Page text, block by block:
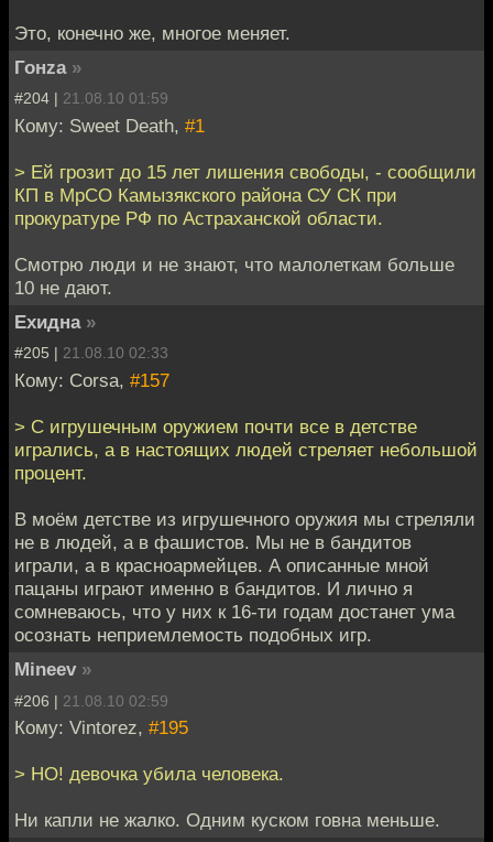
Это, конечно же, многое меняет.
Гонzа »
#204 | 21.08.10 01:59
Кому: Sweet Death, #1
> Ей грозит до 15 лет лишения свободы, - сообщили
КП в МрСО Камызякского района СУ СК при
прокуратуре РФ по Астраханской области.
Смотрю люди и не знают, что малолеткам больше
10 не дают.
Ехидна »
#205 | 21.08.10 02:33
Кому: Corsa, #157
> С игрушечным оружием почти все в детстве
игрались, а в настоящих людей стреляет небольшой
процент.
В моём детстве из игрушечного оружия мы стреляли
не в людей, а в фашистов. Мы не в бандитов
играли, а в красноармейцев. А описанные мной
пацаны играют именно в бандитов. И лично я
сомневаюсь, что у них к 16-ти годам достанет ума
осознать неприемлемость подобных игр.
Mineev »
#206 | 21.08.10 02:59
Кому: Vintorez, #195
> НО! девочка убила человека.
Ни капли не жалко. Одним куском говна меньше.